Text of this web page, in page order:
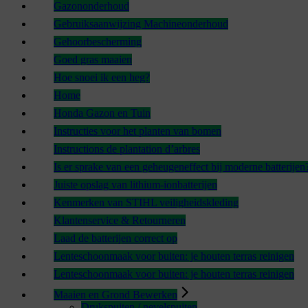
Gazononderhoud
Gebruiksaanwijzing Machineonderhoud
Gehoorbescherming
Goed gras maaien
Hoe snoei ik een heg?
Home
Honda Gazon en Tuin
Instructies voor het planten van bomen
Instructions de plantation d’arbres
Is er sprake van een geheugeneffect bij moderne
Juiste opslag van lithium-ionbatterijen
Kenmerken van STIHL veiligheidskleding
Klantenservice & Retourneren
Laad de batterijen correct op
Lenteschoonmaak voor buiten: je houten terras reinigen
Lenteschoonmaak voor buiten: je houten terras reinigen
Maaien en Grond Bewerken